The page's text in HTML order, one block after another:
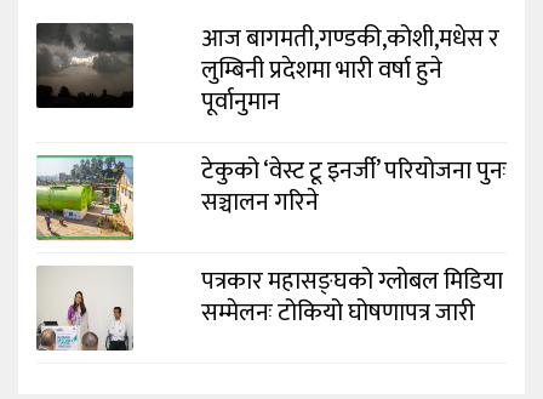
आज बागमती,गण्डकी,कोशी,मधेस र
लुम्बिनी प्रदेशमा भारी वर्षा हुने
पूर्वानुमान
टेकुको ‘वेस्ट टू इनर्जी’ परियोजना पुनः
सञ्चालन गरिने
पत्रकार महासङ्घको ग्लोबल मिडिया
सम्मेलनः टोकियो घोषणापत्र जारी